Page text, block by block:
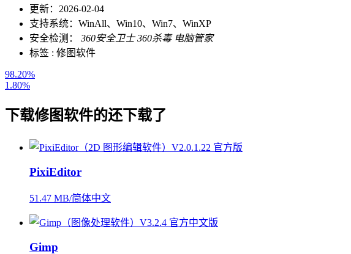
更新： 2026-02-04
支持系统： WinAll、Win10、Win7、WinXP
安全检测：
360安全卫士 360杀毒 电脑管家
标签 : 修图软件
98.20%
1.80%
下载修图软件的还下载了
PixiEditor
51.47 MB/简体中文
Gimp